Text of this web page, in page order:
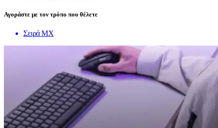
Αγοράστε με τον τρόπο που θέλετε
Σειρά MX